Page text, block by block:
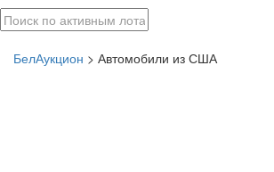
БелАукцион > Автомобили из США